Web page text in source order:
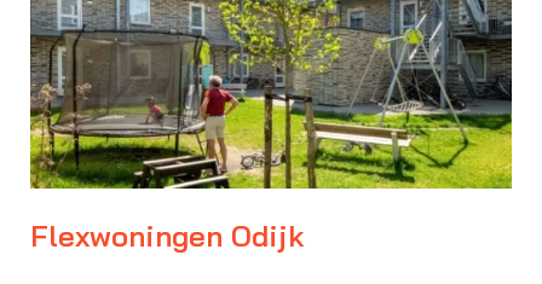
Flexwoningen Odijk